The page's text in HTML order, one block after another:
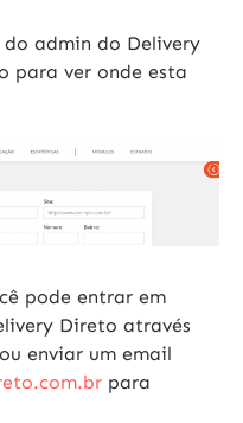
admin do Delivery
para ver onde esta
pode entrar em
Direto através
enviar um email
com.br para